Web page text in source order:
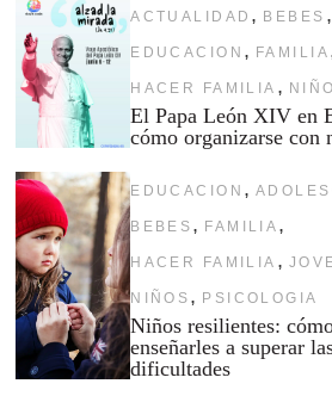
ACTUALIDAD , BEBES ,
EDUCACION , FAMILIA
HACER FAMILIA ,
El Papa León XIV en
cómo organizarse con
EDUCACION ,
BEBES , FAMILIA ,
HACER FAMILIA ,
NIÑOS , PSICOLOGIA
Niños resilientes:
enseñarles a superar
dificultades